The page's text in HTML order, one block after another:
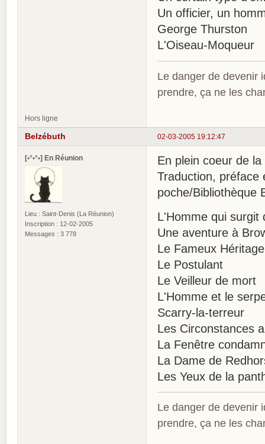
Un officier, un
George Thurston
L'Oiseau-Moqueur
Le danger de devenir
prendre, ça ne les
Hors ligne
02-03-2005 19:12:47
Belzébuth
[•°•°•] En Réunion
Lieu : Saint-Denis (La Réunion)
Inscription : 12-02-2005
Messages : 3 778
En plein coeur de
Traduction, préface
poche/Bibliothèque
L'Homme qui surgit
Une aventure à
Le Fameux
Le Postulant
Le Veilleur de mort
L'Homme et le
Scarry-la-terreur
Les Circonstances
La Fenêtre
La Dame de
Les Yeux de la
Le danger de devenir
prendre, ça ne les